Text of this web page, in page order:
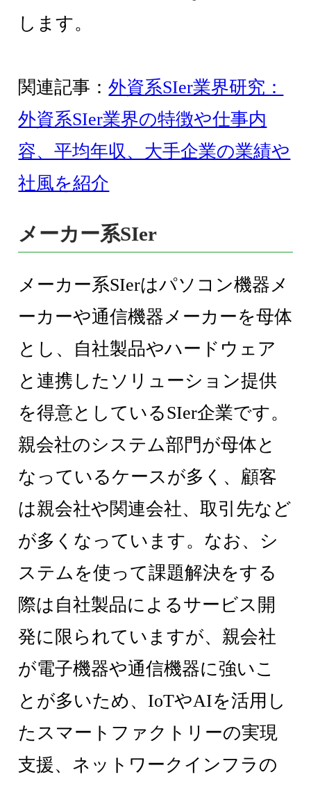
します。
関連記事：外資系SIer業界研究：
外資系SIer業界の特徴や仕事内
容、平均年収、大手企業の業績や
社風を紹介
メーカー系SIer
メーカー系SIerはパソコン機器メ
ーカーや通信機器メーカーを母体
とし、自社製品やハードウェア
と連携したソリューション提供
を得意としているSIer企業です。
親会社のシステム部門が母体と
なっているケースが多く、顧客
は親会社や関連会社、取引先など
が多くなっています。なお、シ
ステムを使って課題解決をする
際は自社製品によるサービス開
発に限られていますが、親会社
が電子機器や通信機器に強いこ
とが多いため、IoTやAIを活用し
たスマートファクトリーの実現
支援、ネットワークインフラの